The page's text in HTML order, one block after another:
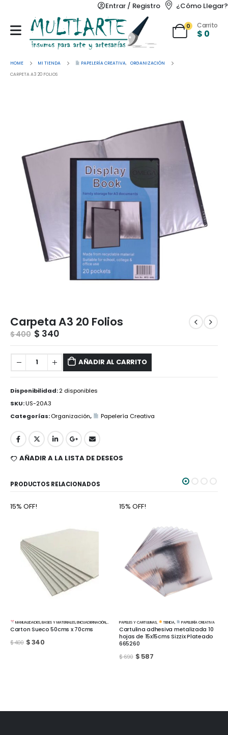
Entrar / Registro ¿Cómo Llegar?
0 Carrito
$ 0
HOME MI TIENDA PAPELERÍA CREATIVA, ORGANIZACIÓN
CARPETA A3 20 FOLIOS
Carpeta A3 20 Folios
$400 $ 340
AÑADIR AL CARRITO
Disponibilidad:2 disponibles
SKU:US-20A3
Categorías:Organización, Papelería Creativa
AÑADIR A LA LISTA DE DESEOS
PRODUCTOS RELACIONADOS
, TIENDA, PAPELERÍA CREATIVA
15% OFF!
PAPELES Y CARTULINAS, TIENDA, PAPELERÍA CREATIVA
Cartulina adhesiva metalizada 10
hojas de 15x15cms Sizzix Plateado
665260
15% OFF!
ORGANIZACIÓN, TIENDA , PAPELERÍA CREATIVA
Chinches 100 unidades color
blanco